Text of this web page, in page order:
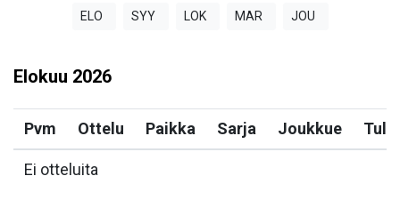
ELO SYY LOK MAR JOU
Elokuu 2026
Pvm Ottelu Paikka Sarja Joukkue
Ei otteluita